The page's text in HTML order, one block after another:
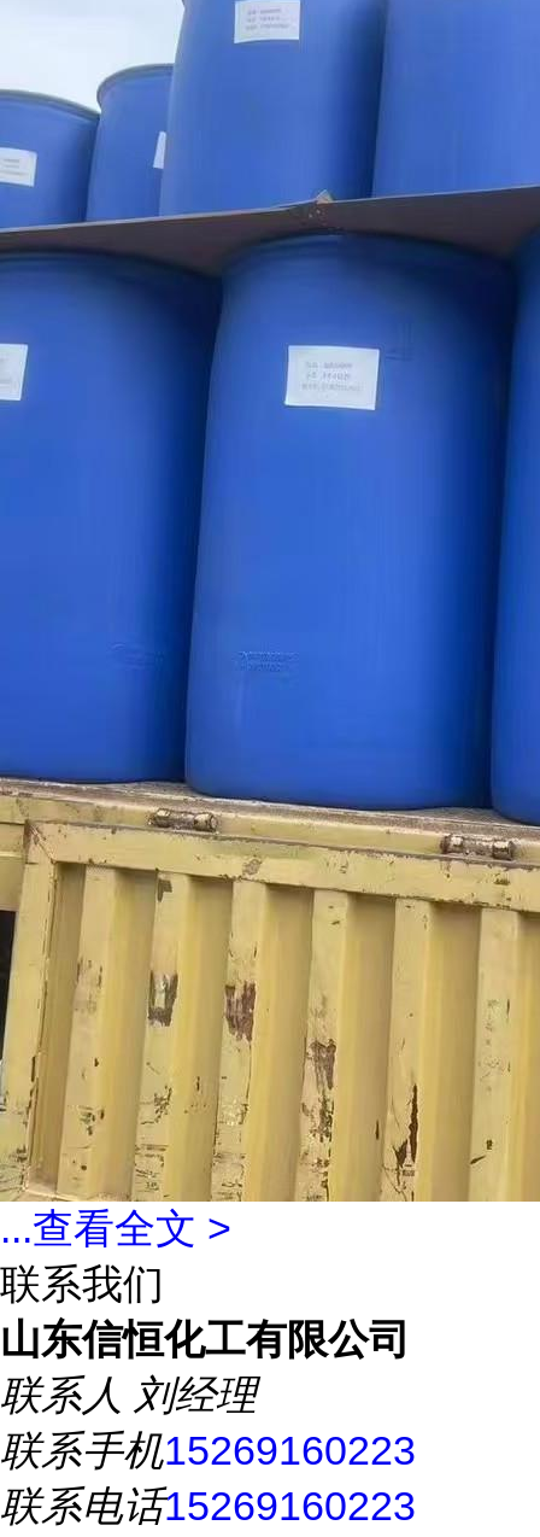
...查看全文 >
联系我们
山东信恒化工有限公司
联系人 刘经理
联系手机15269160223
联系电话15269160223